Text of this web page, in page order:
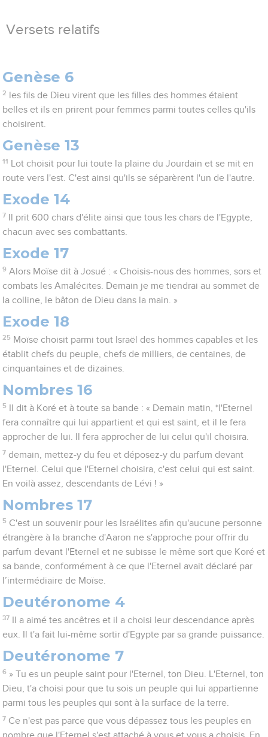
Versets relatifs
Genèse 6
2
les fils de Dieu virent que les filles des hommes étaient
belles et ils en prirent pour femmes parmi toutes celles qu'ils
choisirent.
Genèse 13
11
Lot choisit pour lui toute la plaine du Jourdain et se mit en
route vers l'est. C'est ainsi qu'ils se séparèrent l'un de l'autre.
Exode 14
7
Il prit 600 chars d'élite ainsi que tous les chars de l'Egypte,
chacun avec ses combattants.
Exode 17
9 Alors Moïse dit à Josué : « Choisis-nous des hommes, sors et
combats les Amalécites. Demain je me tiendrai au sommet de
la colline, le bâton de Dieu dans la main. »
Exode 18
25 Moïse choisit parmi tout Israël des hommes capables et les
établit chefs du peuple, chefs de milliers, de centaines, de
cinquantaines et de dizaines.
Nombres 16
5
Il dit à Koré et à toute sa bande : « Demain matin, *l'Eternel
fera connaître qui lui appartient et qui est saint, et il le fera
approcher de lui. Il fera approcher de lui celui qu'il choisira.
7 demain, mettez-y du feu et déposez-y du parfum devant
l'Eternel. Celui que l'Eternel choisira, c'est celui qui est saint.
En voilà assez, descendants de Lévi ! »
Nombres 17
5 C'est un souvenir pour les Israélites afin qu'aucune personne
étrangère à la branche d'Aaron ne s'approche pour offrir du
parfum devant l'Eternel et ne subisse le même sort que Koré et
sa bande, conformément à ce que l'Eternel avait déclaré par
l’intermédiaire de Moïse.
Deutéronome 4
37
Il a aimé tes ancêtres et il a choisi leur descendance après
eux. Il t'a fait lui-même sortir d'Egypte par sa grande puissance.
Deutéronome 7
6 » Tu es un peuple saint pour l'Eternel, ton Dieu. L'Eternel, ton
Dieu, t'a choisi pour que tu sois un peuple qui lui appartienne
parmi tous les peuples qui sont à la surface de la terre.
7 Ce n'est pas parce que vous dépassez tous les peuples en